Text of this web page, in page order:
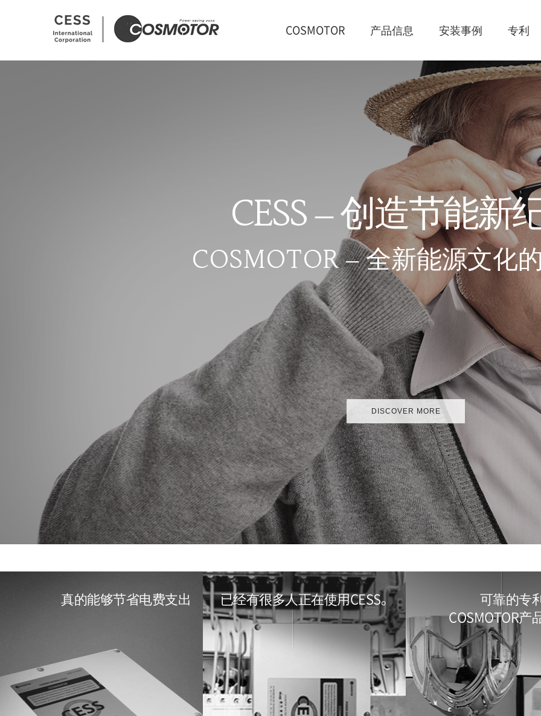
COSMOTOR 产品信息 安装事例 专利
CESS– 创造节能新
COSMOTOR – 全新能源文化
DISCOVER MORE
真的能够节省电费支出 已经有很多人正在使用CESS。
可靠的专
COSMOTOR产